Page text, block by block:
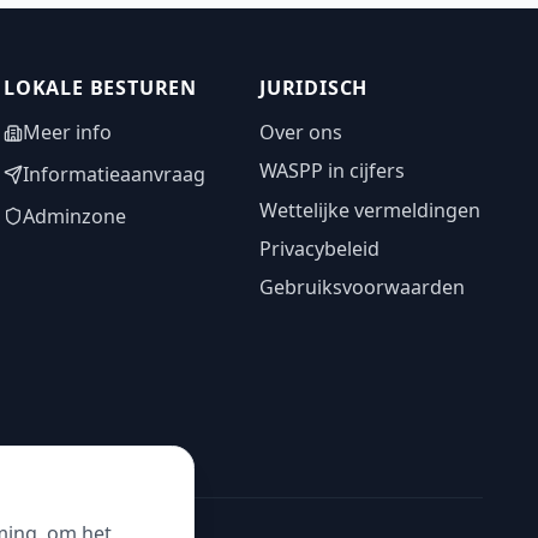
LOKALE BESTUREN
Meer info
Informatieaanvraag
Adminzone
JURIDISCH
Over ons
WASPP in cijfers
Wettelijke vermeldingen
Privacybeleid
Gebruiksvoorwaarden